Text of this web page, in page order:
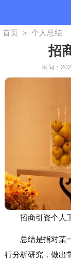
首页 > 个人总结
招
时间：
招商引资个人
总结是指对某
行分析研究，做出